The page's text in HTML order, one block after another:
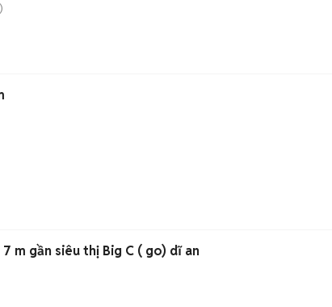
m gần siêu thị Big C ( go) dĩ an